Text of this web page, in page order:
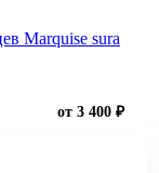
Marquise sura
от 3 400 ₽